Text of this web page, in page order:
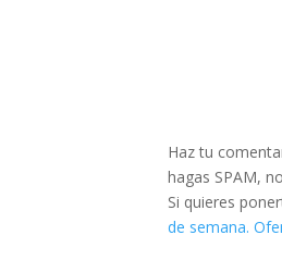
Haz tu
hagas SPAM,
Si quieres
de semana.